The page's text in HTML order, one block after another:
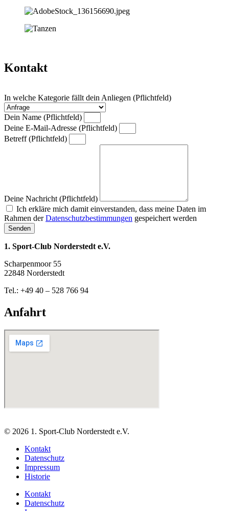
Kontakt
In welche Kategorie fällt dein Anliegen (Pflichtfeld)
Dein Name (Pflichtfeld)
Deine E-Mail-Adresse (Pflichtfeld)
Betreff (Pflichtfeld)
Deine Nachricht (Pflichtfeld)
Ich erkläre mich damit einverstanden, dass meine Daten im
Rahmen derDatenschutzbestimmungen gespeichert werden
Senden
1. Sport-Club Norderstedt e.V.
Scharpenmoor 55
22848 Norderstedt
Tel.: +49 40 – 528 766 94
Anfahrt
© 2026 1. Sport-Club Norderstedt e.V.
Kontakt
Datenschutz
Impressum
Historie
Kontakt
Datenschutz